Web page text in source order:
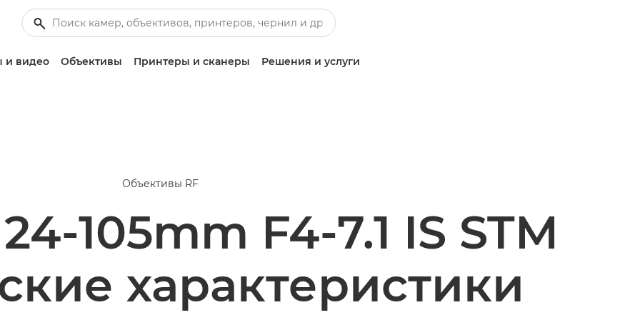
и видео Объективы Принтеры и сканеры Решения и услуги
Объективы RF
105mm F4-7.1 IS STM
характеристики